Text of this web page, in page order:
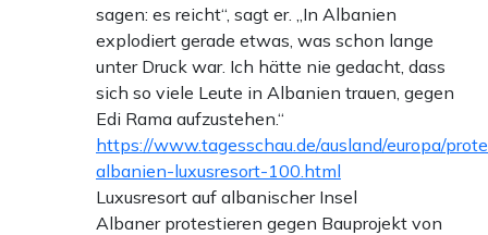
sagen: es reicht“, sagt er. „In Albanien
explodiert gerade etwas, was schon lange
unter Druck war. Ich hätte nie gedacht, dass
sich so viele Leute in Albanien trauen, gegen
Edi Rama aufzustehen.“
https://www.tagesschau.de/ausland/europa/
albanien-luxusresort-100.html
Luxusresort auf albanischer Insel
Albaner protestieren gegen Bauprojekt von